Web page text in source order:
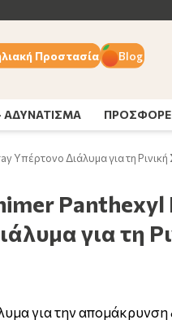
Προστασία Blog
Υπέρτονο Διάλυμα για τη
για τη
για την απομάκρυνση